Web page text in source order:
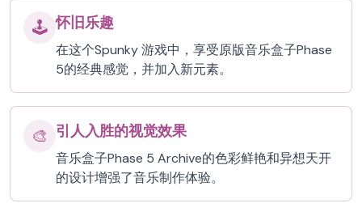
🕹️ 怀旧乐趣
在这个Spunky 游戏中，享受原版音乐盒子Phase
5的经典感觉，并加入新元素。
🎨 引人入胜的视觉效果
音乐盒子Phase 5 Archive的色彩鲜艳和异想天开
的设计增强了音乐制作体验。